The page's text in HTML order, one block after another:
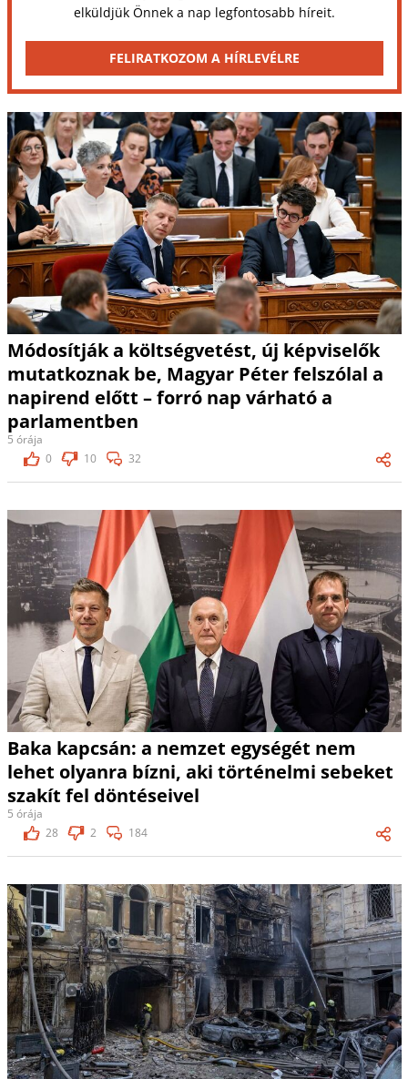
elküldjük Önnek a nap legfontosabb híreit.
FELIRATKOZOM A HÍRLEVÉLRE
Módosítják a költségvetést, új képviselők
mutatkoznak be, Magyar Péter felszólal a
napirend előtt – forró nap várható a
parlamentben
5 órája
0
10 32
Baka kapcsán: a nemzet egységét nem
lehet olyanra bízni, aki történelmi sebeket
szakít fel döntéseivel
5 órája
28
2 184